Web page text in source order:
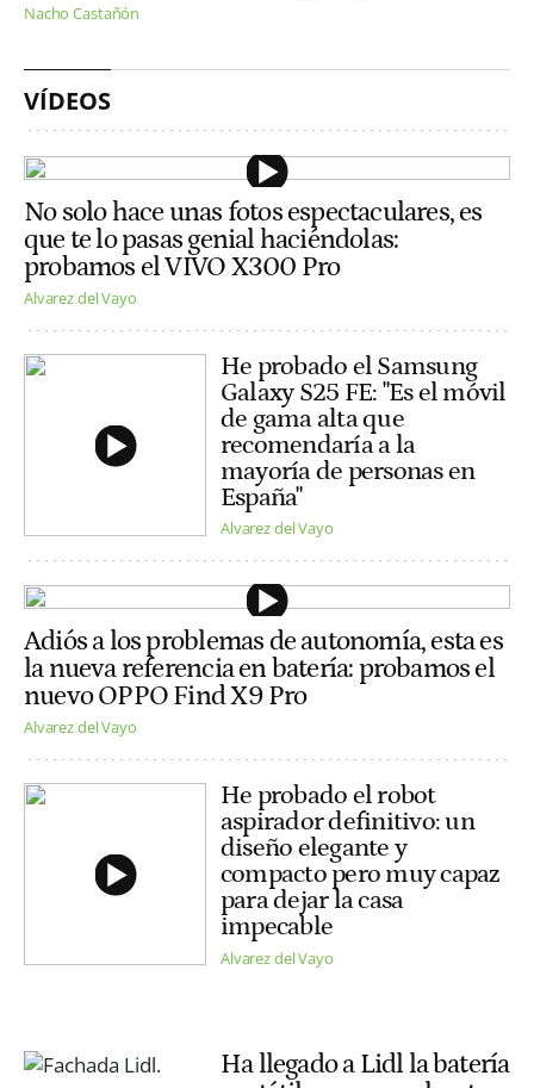
Nacho Castañón
VÍDEOS
No solo hace unas fotos espectaculares, es
que te lo pasas genial haciéndolas:
probamos el VIVO X300 Pro
Alvarez del Vayo
He probado el Samsung
Galaxy S25 FE: "Es el móvil
de gama alta que
recomendaría a la
mayoría de personas en
España"
Alvarez del Vayo
Adiós a los problemas de autonomía, esta es
la nueva referencia en batería: probamos el
nuevo OPPO Find X9 Pro
Alvarez del Vayo
He probado el robot
aspirador definitivo: un
diseño elegante y
compacto pero muy capaz
para dejar la casa
impecable
Alvarez del Vayo
Ha llegado a Lidl la batería